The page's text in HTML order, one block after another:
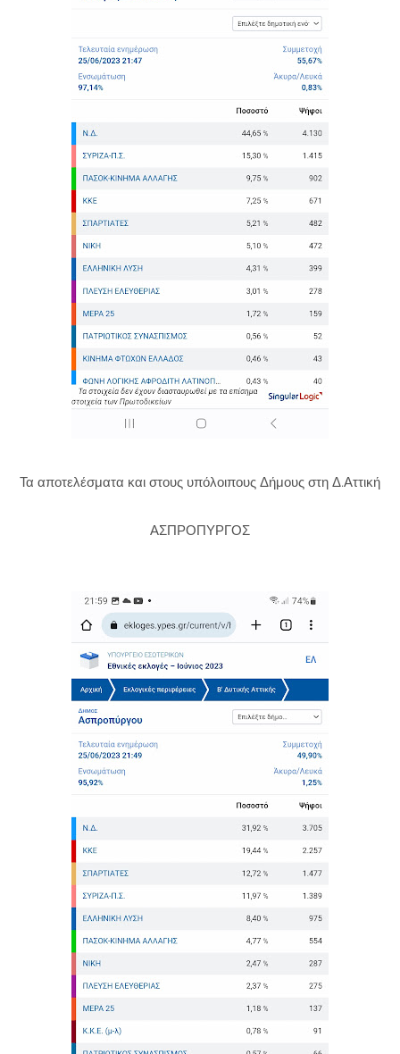
Τα αποτελέσματα και στους υπόλοιπους Δήμους στη Δ.Αττική
ΑΣΠΡΟΠΥΡΓΟΣ